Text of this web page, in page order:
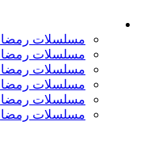
مسلسلات رمضان
مسلسلات رمضان
مسلسلات رمضان
مسلسلات رمضان
مسلسلات رمضان
مسلسلات رمضان